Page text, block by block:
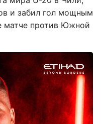
и забил гол мощным
матче против Южной